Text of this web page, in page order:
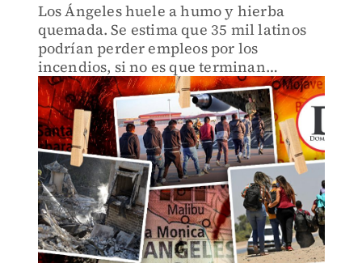
Los Ángeles huele a humo y hierba
quemada. Se estima que 35 mil latinos
podrían perder empleos por los
incendios, si no es que terminan
deportados por Donald Trump.